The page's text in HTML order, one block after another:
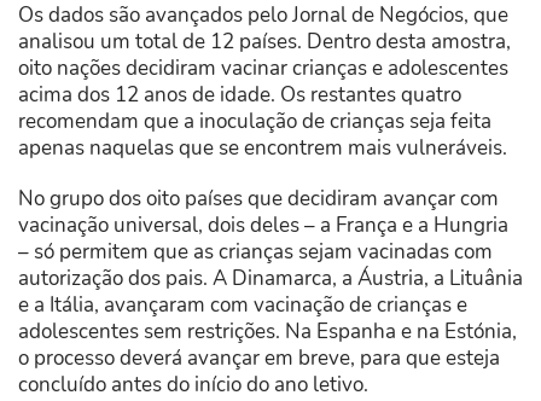
Os dados são avançados pelo Jornal de Negócios, que
analisou um total de 12 países. Dentro desta amostra,
oito nações decidiram vacinar crianças e adolescentes
acima dos 12 anos de idade. Os restantes quatro
recomendam que a inoculação de crianças seja feita
apenas naquelas que se encontrem mais vulneráveis.
No grupo dos oito países que decidiram avançar com
vacinação universal, dois deles – a França e a Hungria
– só permitem que as crianças sejam vacinadas com
autorização dos pais. A Dinamarca, a Áustria, a Lituânia
e a Itália, avançaram com vacinação de crianças e
adolescentes sem restrições. Na Espanha e na Estónia,
o processo deverá avançar em breve, para que esteja
concluído antes do início do ano letivo.